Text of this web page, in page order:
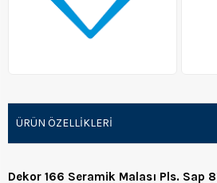
ÜRÜN ÖZELLIKLERI
Dekor 166 Seramik Malası Pls. Sap